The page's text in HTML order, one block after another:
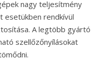
nagy teljesítmény
esetükben rendkívül
A legtöbb gyártó
szellőzőnyílásokat